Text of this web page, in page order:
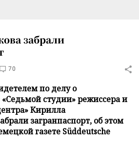
забрали
70
по делу о
студии» режиссера и
Кирилла
загранпаспорт, об этом
газете Süddeutsche